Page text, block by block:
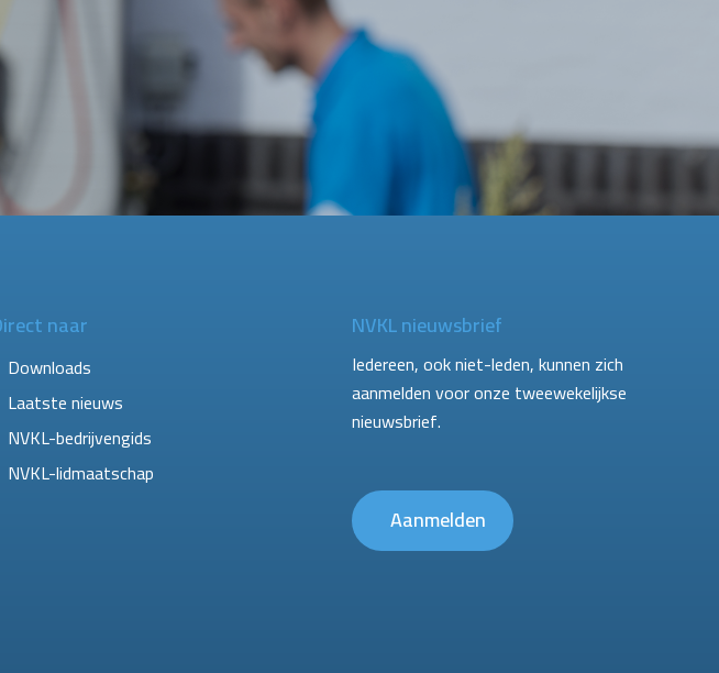
naar
Downloads
Laatste nieuws
NVKL-bedrijvengids
NVKL-lidmaatschap
NVKL nieuwsbrief
Iedereen, ook niet-leden, kunnen zich
aanmelden voor onze tweewekelijkse
nieuwsbrief.
Aanmelden